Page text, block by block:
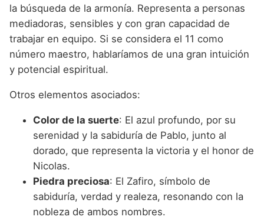
la búsqueda de la armonía. Representa a personas
mediadoras, sensibles y con gran capacidad de
trabajar en equipo. Si se considera el 11 como
número maestro, hablaríamos de una gran intuición
y potencial espiritual.
Otros elementos asociados:
Color de la suerte: El azul profundo, por su
serenidad y la sabiduría de Pablo, junto al
dorado, que representa la victoria y el honor de
Nicolas.
Piedra preciosa: El Zafiro, símbolo de
sabiduría, verdad y realeza, resonando con la
nobleza de ambos nombres.